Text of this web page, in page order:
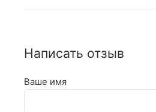
Написать отзыв
Ваше имя